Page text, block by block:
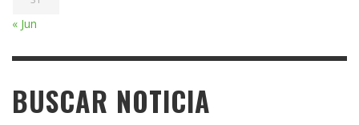
« Jun
BUSCAR NOTICIA